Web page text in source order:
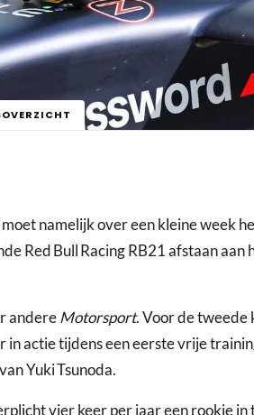
namelijk over een kleine week
Red Bull Racing RB21 afstaan aan
andereMotorsport. Voor de tweede
in actie tijdens een eerste vrije
Yuki Tsunoda.
vier keer per jaar een rookie